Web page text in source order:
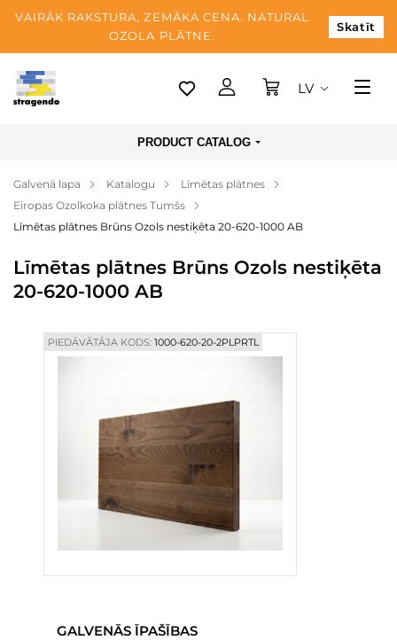
VAIRĀK RAKSTURA, ZEMĀKA CENA. NATURAL
OZOLA PLĀTNE.
Skatīt
Tallina
Apmaksa
Par mums
Blogs
Kontaktinformācija
LV
PRODUCT CATALOG
Galvenā lapa Katalogu
Līmētas plātnes
Eiropas Ozolkoka plātnes Tumšs
Līmētas plātnes Brūns Ozols nestiķēta 20-620-1000 AB
Līmētas plātnes Brūns Ozols nestiķēta
20-620-1000 AB
PIEDĀVĀTĀJA KODS:1000-620-20-2PLPRTL
GALVENĀS ĪPAŠĪBAS